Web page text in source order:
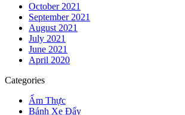
October 2021
September 2021
August 2021
July 2021
June 2021
April 2020
Categories
Ẩm Thực
Bánh Xe Đẩy